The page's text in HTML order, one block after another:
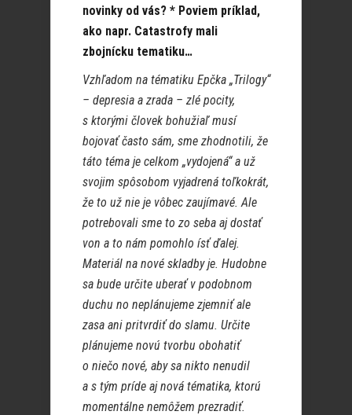
novinky od vás? * Poviem príklad,
ako napr. Catastrofy mali
zbojnícku tematiku…
Vzhľadom na tématiku Epčka „Trilogy“
– depresia a zrada – zlé pocity,
s ktorými človek bohužiaľ musí
bojovať často sám, sme zhodnotili, že
táto téma je celkom „vydojená“ a už
svojim spôsobom vyjadrená toľkokrát,
že to už nie je vôbec zaujímavé. Ale
potrebovali sme to zo seba aj dostať
von a to nám pomohlo ísť ďalej.
Materiál na nové skladby je. Hudobne
sa bude určite uberať v podobnom
duchu no neplánujeme zjemniť ale
zasa ani pritvrdiť do slamu. Určite
plánujeme novú tvorbu obohatiť
o niečo nové, aby sa nikto nenudil
a s tým príde aj nová tématika, ktorú
momentálne nemôžem prezradiť.